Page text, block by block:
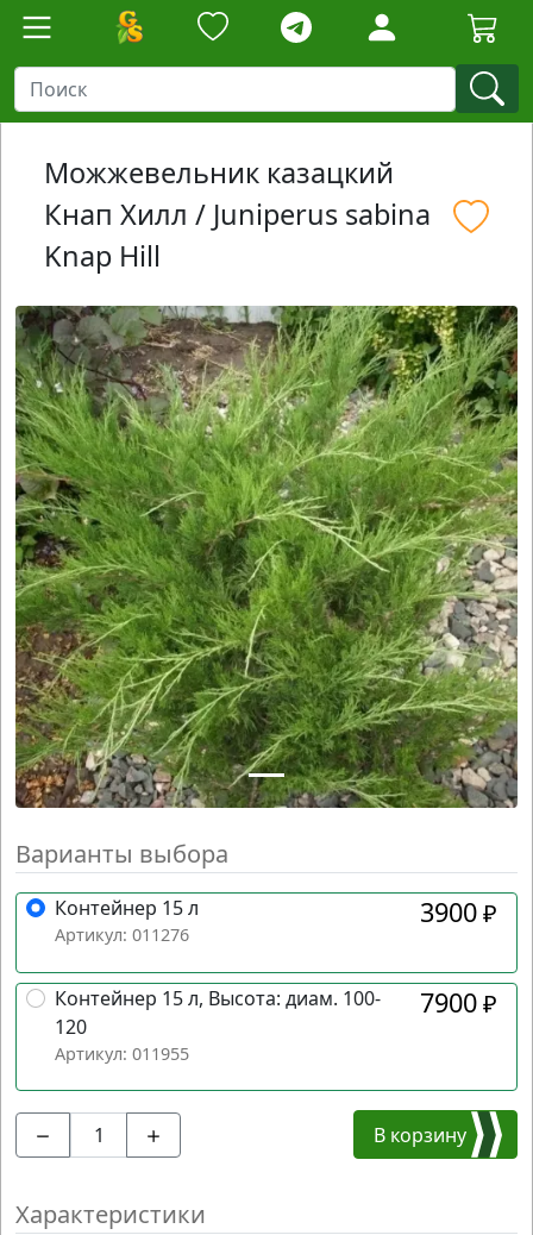
Можжевельник казацкий
Кнап Хилл / Juniperus sabina
Knap Hill
Варианты выбора
Контейнер 15 л
Артикул: 011276
3900₽
Контейнер 15 л, Высота: диам. 100-
120
Артикул: 011955
7900₽
В корзину
Характеристики